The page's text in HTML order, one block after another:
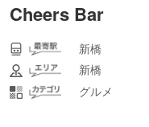
Cheers Bar
新橋
新橋
グルメ